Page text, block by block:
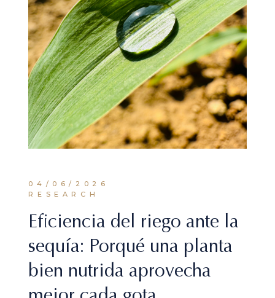
04/06/2026
RESEARCH
Eficiencia del riego ante la
sequía: Porqué una planta
bien nutrida aprovecha